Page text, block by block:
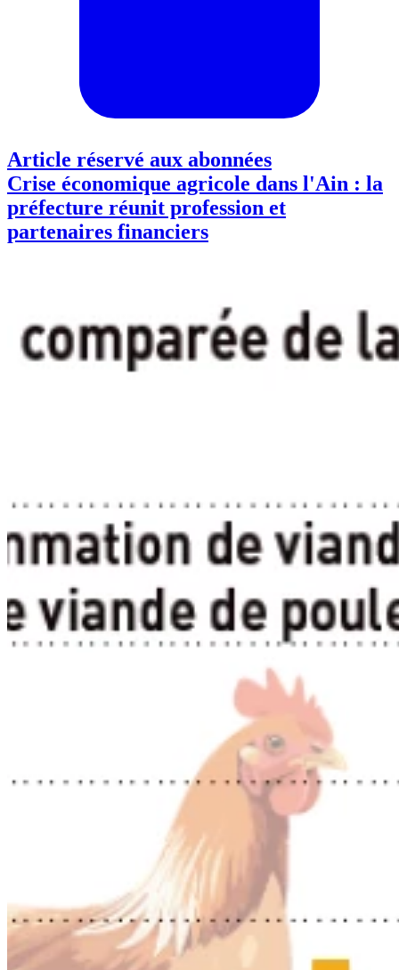
Article réservé aux abonnées
Crise économique agricole dans l'Ain : la
préfecture réunit profession et
partenaires financiers